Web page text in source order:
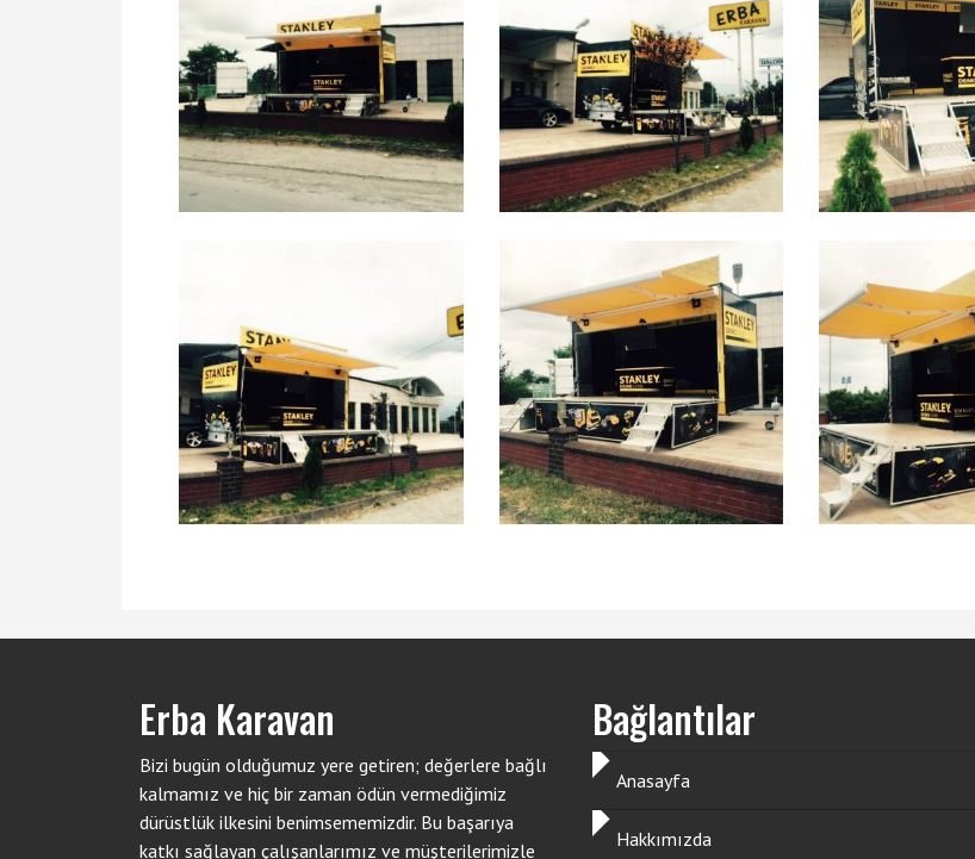
Erba Karavan
Bizi bugün olduğumuz yere getiren; değerlere bağlı
kalmamız ve hiç bir zaman ödün vermediğimiz
dürüstlük ilkesini benimsememizdir. Bu başarıya
katkı sağlayan çalışanlarımız ve müşterilerimizle
Bağlantılar
Anasayfa
Hakkımızda